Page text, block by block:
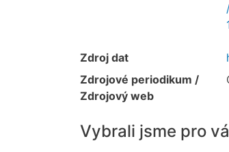
Zdroj dat
Zdrojové periodikum /
Zdrojový web
Vybrali jsme pro